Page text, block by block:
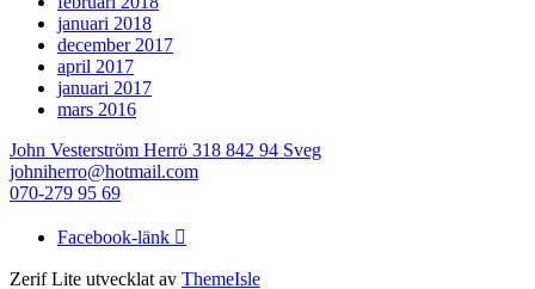
januari 2018
december 2017
april 2017
januari 2017
mars 2016
John Vesterström Herrö 318 842 94 Sveg
johniherro@hotmail.com
070-279 95 69
Facebook-länk
Zerif Lite utvecklat av ThemeIsle